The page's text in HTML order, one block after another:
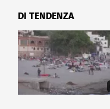
DI TENDENZA